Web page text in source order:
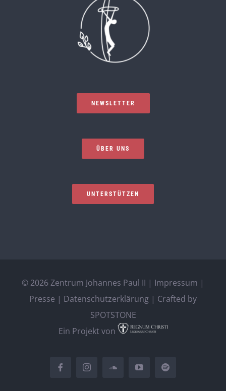
NEWSLETTER
ÜBER UNS
UNTERSTÜTZEN
© 2026 Zentrum Johannes Paul II | Impressum |
Presse | Datenschutzerklärung | Crafted by
SPOTSTONE
Ein Projekt von
FacebookInstagramSoundCloudYouTubeSpotify